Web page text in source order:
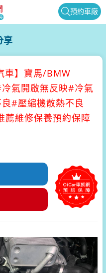
預約車廠
享
車】寶馬/BMW
氣開啟無反映#冷氣
#壓縮機散熱不良
維修保養預約保障